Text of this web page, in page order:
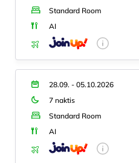
Standard Room
AI
28.09. - 05.10.2026
7 naktis
Standard Room
AI